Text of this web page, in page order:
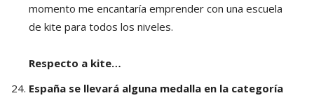
momento me encantaría emprender con una escuela
de kite para todos los niveles.
Respecto a kite…
España se llevará alguna medalla en la categoría